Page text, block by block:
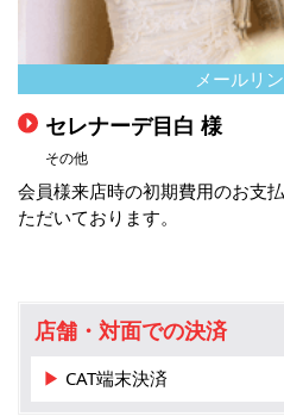
メールリ
セレナーデ目白 様
その他
会員様来店時の初期費用のお支
ただいております。
店舗・対面での決済
▶ CAT端末決済